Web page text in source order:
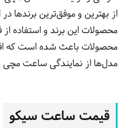
از بهترین و موفق‌ترین برندها
محصولات این برند و استفاده از
محصولات باعث شده است که
مدل‌ها از نمایندگی ساعت
قیمت ساعت سیکو